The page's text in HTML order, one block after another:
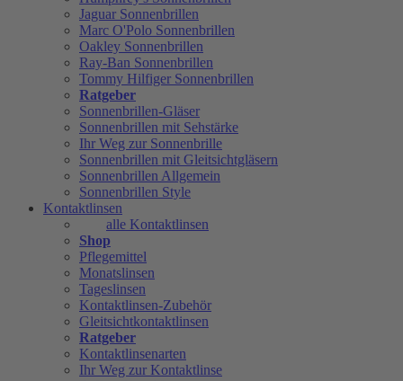
Jaguar Sonnenbrillen
Marc O'Polo Sonnenbrillen
Oakley Sonnenbrillen
Ray-Ban Sonnenbrillen
Tommy Hilfiger Sonnenbrillen
Ratgeber
Sonnenbrillen-Gläser
Sonnenbrillen mit Sehstärke
Ihr Weg zur Sonnenbrille
Sonnenbrillen mit Gleitsichtgläsern
Sonnenbrillen Allgemein
Sonnenbrillen Style
Kontaktlinsen
alle Kontaktlinsen
Shop
Pflegemittel
Monatslinsen
Tageslinsen
Kontaktlinsen-Zubehör
Gleitsichtkontaktlinsen
Ratgeber
Kontaktlinsenarten
Ihr Weg zur Kontaktlinse